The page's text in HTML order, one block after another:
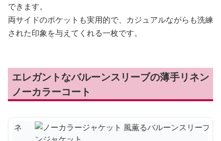
できます。
両サイドのポケットも実用的で、カジュアルながらも洗練
された印象を与えてくれる一枚です。
エレガントなバルーンスリーブの薄手リネン
ノーカラーコート